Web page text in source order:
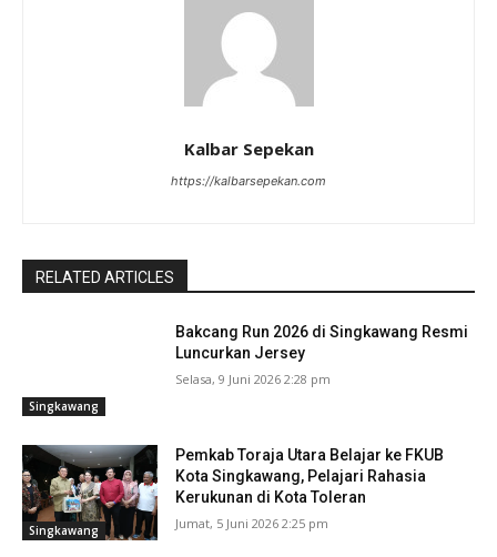
Kalbar Sepekan
https://kalbarsepekan.com
RELATED ARTICLES
Singkawang
Bakcang Run 2026 di Singkawang Resmi
Luncurkan Jersey
Selasa, 9 Juni 2026 2:28 pm
Singkawang
Pemkab Toraja Utara Belajar ke FKUB
Kota Singkawang, Pelajari Rahasia
Kerukunan di Kota Toleran
Jumat, 5 Juni 2026 2:25 pm